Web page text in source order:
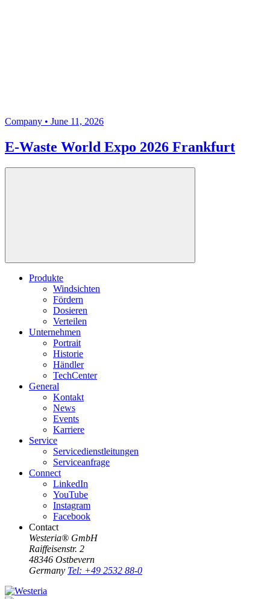
Company • June 11, 2026
E-Waste World Expo 2026 Frankfurt
Produkte
Windsichten
Fördern
Dosieren
Verteilen
Unternehmen
Portrait
Historie
Händler
TechCenter
General
Kontakt
News
Events
Karriere
Service
Servicedienstleitungen
Serviceanfrage
Connect
LinkedIn
YouTube
Instagram
Facebook
Contact
Westeria® GmbH
Raiffeisenstr. 2
48346 Ostbevern
Germany Tel: +49 2532 88-0